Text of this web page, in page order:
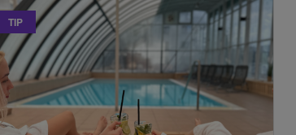
TIP